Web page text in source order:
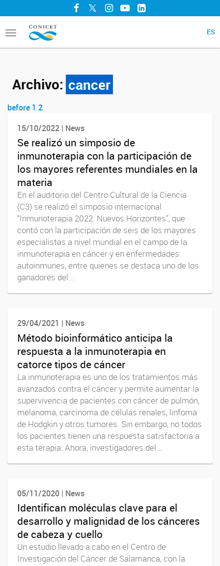
Facebook
TwitterInstagram
YouTubeLinkedIn
Toggle
navigation
ES
Archivo: cancer
Navegador de artículos
before 1 2
15/10/2022 | News
Se realizó un simposio de
inmunoterapia con la participación de
los mayores referentes mundiales en la
materia
En el auditorio del Centro Cultural de la Ciencia
(C3) se realizó el simposio internacional
“Inmunoterapia 2022: Nuevos Horizontes”, que
contó con la participación de seis de los mayores
especialistas a nivel mundial en el campo de la
inmunoterapia en cáncer y en enfermedades
autoinmunes, entre quienes se destaca uno de los
ganadores del...
29/04/2021 | News
Método bioinformático anticipa la
respuesta a la inmunoterapia en
catorce tipos de cáncer
La inmunoterapia es uno de los tratamientos más
avanzados contra el cáncer y permite aumentar la
supervivencia de pacientes con cáncer de pulmón,
melanoma, carcinoma de células renales, linfoma
de Hodgkin y otros tumores. Sin embargo, no todos
los pacientes tienen una respuesta satisfactoria a
esta terapia. Ahora, investigadores del...
05/11/2020 | News
Identifican moléculas clave para el
desarrollo y malignidad de los cánceres
de cabeza y cuello
Un estudio llevado a cabo en el Centro de
Investigación del Cáncer de Salamanca, con la